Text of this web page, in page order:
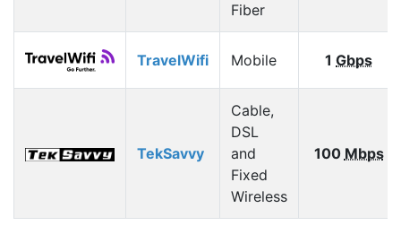
Fiber
TravelWifi Mobile 1 Gbps
TekSavvy
Cable,
DSL
and
Fixed
Wireless
100 Mbps